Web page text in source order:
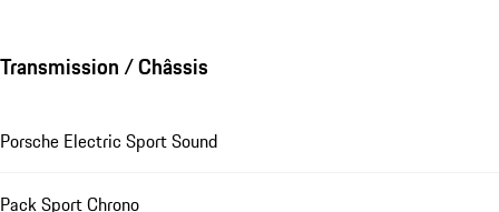
Transmission / Châssis
Porsche Electric Sport Sound
Pack Sport Chrono